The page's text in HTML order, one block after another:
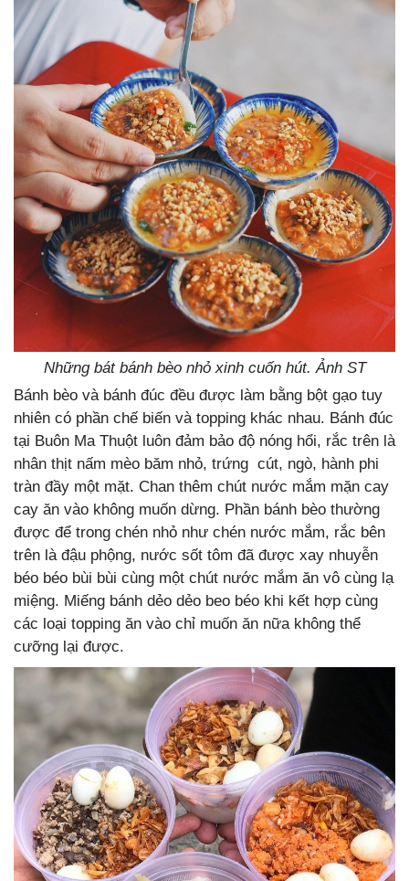
Những bát bánh bèo nhỏ xinh cuốn hút. Ảnh ST
Bánh bèo và bánh đúc đều được làm bằng bột gạo tuy
nhiên có phần chế biến và topping khác nhau. Bánh đúc
tại Buôn Ma Thuột luôn đảm bảo độ nóng hổi, rắc trên là
nhân thịt nấm mèo băm nhỏ, trứng cút, ngò, hành phi
tràn đầy một mặt. Chan thêm chút nước mắm mặn cay
cay ăn vào không muốn dừng. Phần bánh bèo thường
được để trong chén nhỏ như chén nước mắm, rắc bên
trên là đậu phộng, nước sốt tôm đã được xay nhuyễn
béo béo bùi bùi cùng một chút nước mắm ăn vô cùng lạ
miệng. Miếng bánh dẻo dẻo beo béo khi kết hợp cùng
các loại topping ăn vào chỉ muốn ăn nữa không thể
cưỡng lại được.